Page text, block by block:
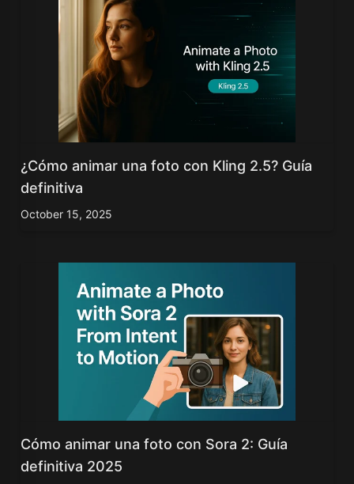
¿Cómo animar una foto con Kling 2.5? Guía
definitiva
October 15, 2025
Cómo animar una foto con Sora 2: Guía
definitiva 2025